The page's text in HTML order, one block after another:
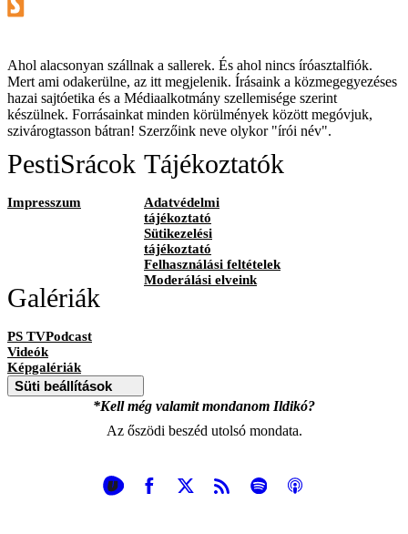
Ahol alacsonyan szállnak a sallerek. És ahol nincs íróasztalfiók.
Mert ami odakerülne, az itt megjelenik. Írásaink a közmegegyezéses
hazai sajtóetika és a Médiaalkotmány szellemisége szerint
készülnek. Forrásainkat minden körülmények között megóvjuk,
szivárogtasson bátran! Szerzőink neve olykor "írói név".
PestiSrácok
Impresszum
Tájékoztatók
Adatvédelmi
tájékoztató
Sütikezelési
tájékoztató
Felhasználási feltételek
Moderálási elveink
Galériák
PS TVPodcast
Videók
Képgalériák
Süti beállítások
*Kell még valamit mondanom Ildikó?
Az őszödi beszéd utolsó mondata.